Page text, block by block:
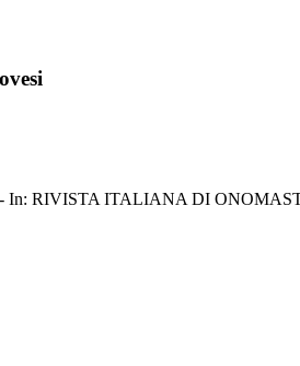
- In: RIVISTA ITALIANA DI